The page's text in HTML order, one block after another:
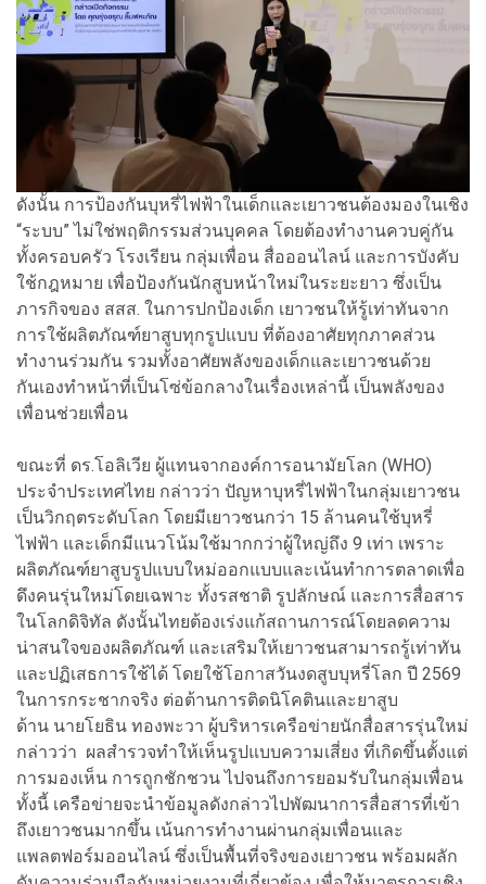
ดังนั้น การป้องกันบุหรี่ไฟฟ้าในเด็กและเยาวชนต้องมองในเชิง
“ระบบ” ไม่ใช่พฤติกรรมส่วนบุคคล โดยต้องทำงานควบคู่กัน
ทั้งครอบครัว โรงเรียน กลุ่มเพื่อน สื่อออนไลน์ และการบังคับ
ใช้กฎหมาย เพื่อป้องกันนักสูบหน้าใหม่ในระยะยาว ซึ่งเป็น
ภารกิจของ สสส. ในการปกป้องเด็ก เยาวชนให้รู้เท่าทันจาก
การใช้ผลิตภัณฑ์ยาสูบทุกรูปแบบ ที่ต้องอาศัยทุกภาคส่วน
ทำงานร่วมกัน รวมทั้งอาศัยพลังของเด็กและเยาวชนด้วย
กันเองทำหน้าที่เป็นโซ่ข้อกลางในเรื่องเหล่านี้ เป็นพลังของ
เพื่อนช่วยเพื่อน
ขณะที่ ดร.โอลิเวีย ผู้แทนจากองค์การอนามัยโลก (WHO)
ประจำประเทศไทย กล่าวว่า ปัญหาบุหรี่ไฟฟ้าในกลุ่มเยาวชน
เป็นวิกฤตระดับโลก โดยมีเยาวชนกว่า 15 ล้านคนใช้บุหรี่
ไฟฟ้า และเด็กมีแนวโน้มใช้มากกว่าผู้ใหญ่ถึง 9 เท่า เพราะ
ผลิตภัณฑ์ยาสูบรูปแบบใหม่ออกแบบและเน้นทำการตลาดเพื่อ
ดึงคนรุ่นใหม่โดยเฉพาะ ทั้งรสชาติ รูปลักษณ์ และการสื่อสาร
ในโลกดิจิทัล ดังนั้นไทยต้องเร่งแก้สถานการณ์โดยลดความ
น่าสนใจของผลิตภัณฑ์ และเสริมให้เยาวชนสามารถรู้เท่าทัน
และปฏิเสธการใช้ได้ โดยใช้โอกาสวันงดสูบบุหรี่โลก ปี 2569
ในการกระชากจริง ต่อต้านการติดนิโคตินและยาสูบ
ด้าน นายโยธิน ทองพะวา ผู้บริหารเครือข่ายนักสื่อสารรุ่นใหม่
กล่าวว่า ผลสำรวจทำให้เห็นรูปแบบความเสี่ยง ที่เกิดขึ้นตั้งแต่
การมองเห็น การถูกชักชวน ไปจนถึงการยอมรับในกลุ่มเพื่อน
ทั้งนี้ เครือข่ายจะนำข้อมูลดังกล่าวไปพัฒนาการสื่อสารที่เข้า
ถึงเยาวชนมากขึ้น เน้นการทำงานผ่านกลุ่มเพื่อนและ
แพลตฟอร์มออนไลน์ ซึ่งเป็นพื้นที่จริงของเยาวชน พร้อมผลัก